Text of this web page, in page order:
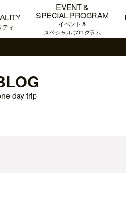
ティ
EVENT &
SPECIAL PROGRAM
イベント &
スペシャル プログラム
day trip